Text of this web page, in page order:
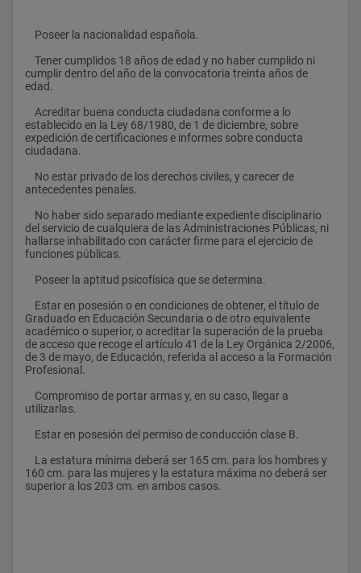
intelectuales, mediante la aplicación de test de inteligencia
general y/o escalas específicas que evalúen la capacidad de
aprendizaje, análisis, razonamiento y potencial cognitivo. b)
Perfil de personalidad, mediante test que exploren las
características de personalidad, actitudinales y
motivacionales.
deportivo y entregarán al Tribunal antes del inicio de los
mismos un certificado médico en impreso oficial, expedido
dentro de los quince días anteriores, haciendo constar que el
aspirante reúne las condiciones físicas precisas para realizar
las pruebas deportivas que consisten en Velocidad,
Resistencia muscular, Extensora del tren superior y Natación.
    ENTREVISTA PERSONAL. Destinada a contrastar y ampliar
los resultados de las pruebas psicotécnicas y para determinar
la adecuación del candidato al perfil profesional de la Guardia
Civil.
    Poseer la nacionalidad española.
cumplir dentro del año de la convocatoria treinta años de
edad.
establecido en la Ley 68/1980, de 1 de diciembre, sobre
expedición de certificaciones e informes sobre conducta
ciudadana.
antecedentes penales.
del servicio de cualquiera de las Administraciones Públicas, ni
hallarse inhabilitado con carácter firme para el ejercicio de
funciones públicas.
    Poseer la aptitud psicofísica que se determina.
Graduado en Educación Secundaria o de otro equivalente
académico o superior, o acreditar la superación de la prueba
de acceso que recoge el artículo 41 de la Ley Orgánica 2/2006,
de 3 de mayo, de Educación, referida al acceso a la Formación
Profesional.
utilizarlas.
    Estar en posesión del permiso de conducción clase B.
160 cm. para las mujeres y la estatura máxima no deberá ser
superior a los 203 cm. en ambos casos.